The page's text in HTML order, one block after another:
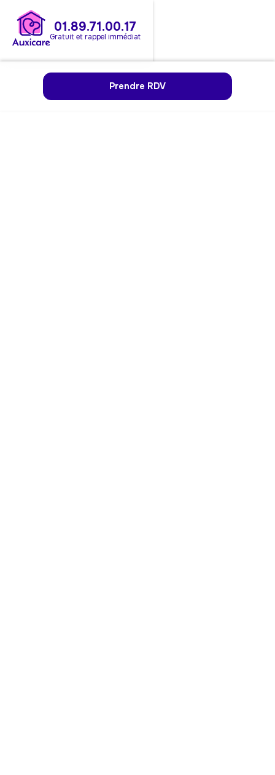
01.89.71.00.17
Gratuit et rappel immédiat
Prendre RDV